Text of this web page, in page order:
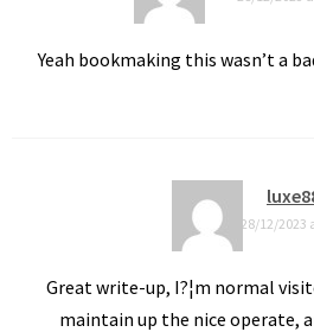
Yeah bookmaking this wasn’t a
28/12/2023
Great write-up, I?¦m normal
maintain up the nice operate,